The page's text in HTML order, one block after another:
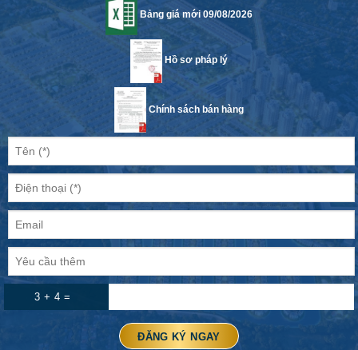
Bảng giá mới 09/08/2026
Hồ sơ pháp lý
Chính sách bán hàng
3 + 4 =